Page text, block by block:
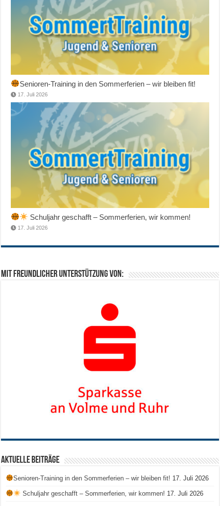
Senioren-Training in den Sommerferien – wir bleiben fit!
17. Juli 2026
Schuljahr geschafft – Sommerferien, wir kommen!
17. Juli 2026
Mit freundlicher Unterstützung von:
Aktuelle Beiträge
Senioren-Training in den Sommerferien – wir bleiben fit! 17. Juli 2026
Schuljahr geschafft – Sommerferien, wir kommen! 17. Juli 2026